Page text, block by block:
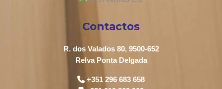
Contactos
R. dos Valados 80, 9500-652
Relva Ponta Delgada
+351 296 683 658